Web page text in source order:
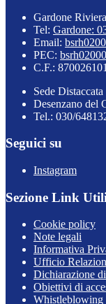
Gardone
Tel: Gardone:
Email:
PEC:
C.F.:
Sede Distaccata
Desenzano del
Tel.: 030/
Seguici su
Instagram
Sezione Link Utili
Cookie policy
Note legali
Informativa
Ufficio
Dichiarazione
Obiettivi di
Whistleblowing